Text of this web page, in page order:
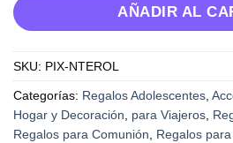
AÑADIR AL
SKU: PIX-NTEROL
Categorías: Regalos Adolescentes,
Hogar y Decoración, para Viajeros,
Regalos para Comunión, Regalos